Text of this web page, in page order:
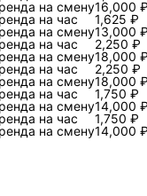
— сравнение трех
и
Сценарий
Самостоятельная
на смену16,000 ₽
на час
1,625 ₽
на смену13,000 ₽
на час
2,250 ₽
на смену18,000 ₽
на час
2,250 ₽
на смену18,000 ₽
на час
1,750 ₽
на смену14,000 ₽
на час
1,750 ₽
на смену14,000 ₽